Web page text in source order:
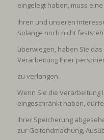
eingelegt haben, muss
Ihren und unseren
Solange noch nicht
überwiegen, haben Sie
Verarbeitung Ihrer
zu verlangen.
Wenn Sie die
eingeschränkt haben,
ihrer Speicherung
zur Geltendmachung,